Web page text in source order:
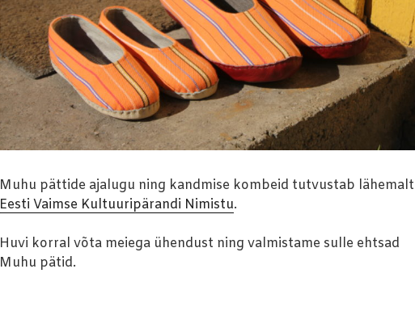
Muhu pättide ajalugu ning kandmise kombeid tutvustab lähemalt
Eesti Vaimse Kultuuripärandi Nimistu.
Huvi korral võta meiega ühendust ning valmistame sulle ehtsad
Muhu pätid.